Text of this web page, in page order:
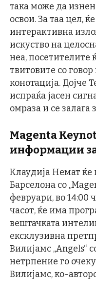
така може да
освои. За таа цел,
интерактивна
искуство на
неа, посетителите
твитовите со
конотација. Дојче
испраќа јасен
омраза и се залага
Magenta
информации
Клаудија Немат ќе
Барселона со
февруари, во 14:00
часот, ќе има
вештачката
ексклузивна
Вилијамс „Angels“
нетрпение го
Вилијамс, ко-